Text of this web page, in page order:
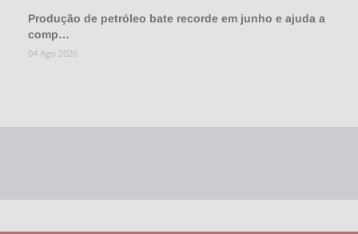
Produção de petróleo bate recorde em junho e ajuda a
comp…
04 Ago 2026